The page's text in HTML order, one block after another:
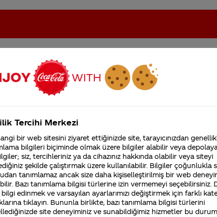
Coca-Cola'nın Filistin'de fabr...sorular
Sürdürülebilirlik Marka
coca cola markasını yada kolayı ilk
japonyada bulundugu ve sıcak olarak
Kurumsal
4355 Soru
Coca-Cola Şirketi
merak ettikleriniz.
Fabrikalarımız,
sertifikalarımız, faaliyet
gösterdiğimiz ülkeler,
tarihçemiz ve daha
Tercihi Merkezi
bir web sitesini ziyaret ettiğinizde site, tarayıcınızdan
bilgileri biçiminde olmak üzere bilgiler alabilir veya
siz, tercihleriniz ya da cihazınız hakkında olabilir veya siteyi
şekilde çalıştırmak üzere kullanılabilir. Bilgiler çoğunlukla
tanımlamaz ancak size daha kişiselleştirilmiş bir web
Bazı tanımlama bilgisi türlerine izin vermemeyi seçebilirsiniz.
edinmek ve varsayılan ayarlarımızı değiştirmek için farklı
tıklayın. Bununla birlikte, bazı tanımlama bilgisi türlerini
site deneyiminiz ve sunabildiğimiz hizmetler bu